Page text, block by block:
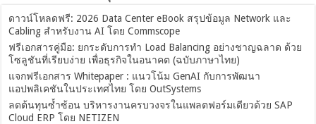
ดาวน์โหลดฟรี: 2026 Data Center eBook สรุปข้อมูล Network และ
Cabling สำหรับงาน AI โดย Commscope
ฟรีเอกสารคู่มือ: ยกระดับการทำ Load Balancing อย่างชาญฉลาด ด้วย
โซลูชันที่เรียบง่าย เพื่อธุรกิจในอนาคต (ฉบับภาษาไทย)
แจกฟรีเอกสาร Whitepaper : แนวโน้ม GenAI กับการพัฒนา
แอปพลิเคชันในประเทศไทย โดย OutSystems
ลดต้นทุนซ้ำซ้อน บริหารงานครบวงจรในแพลตฟอร์มเดียวด้วย SAP
Cloud ERP โดย NETIZEN